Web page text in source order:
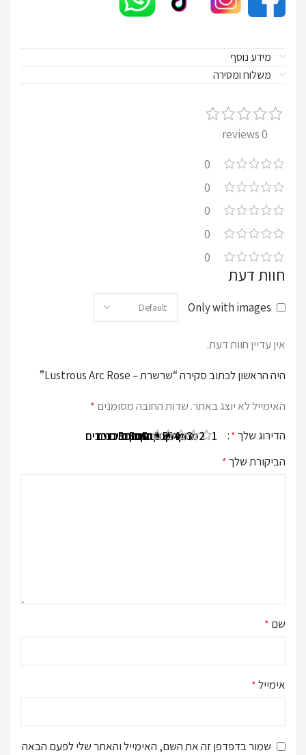
מידע נוסף
משלוח ומסירה
0 reviews
0
0
0
0
0
חוות דעת
Only with images
אין עדיין חוות דעת.
היה הראשון לכתוב סקירה “שרשרת – Lustrous Arc Rose”
האימייל לא יוצג באתר. שדות החובה מסומנים *
הדירוג שלך* 1 מתוך 5 כוכבים 2 מתוך 5 כוכבים 3 מתוך 5 כוכבים 4 מתוך 5 כוכבים 5 מתוך 5 כוכבים
הביקורת שלך*
שם *
אימייל*
שמור בדפדפן זה את השם, האימייל והאתר שלי לפעם הבאה